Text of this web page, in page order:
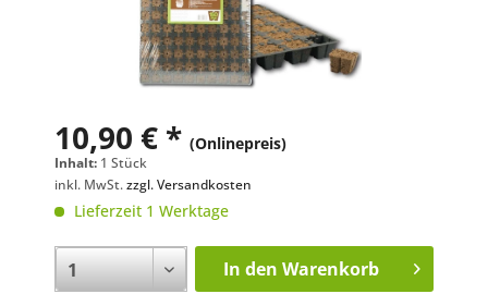
10,90 € * (Onlinepreis)
Inhalt: 1 Stück
inkl. MwSt.zzgl. Versandkosten
Lieferzeit 1 Werktage
In den Warenkorb